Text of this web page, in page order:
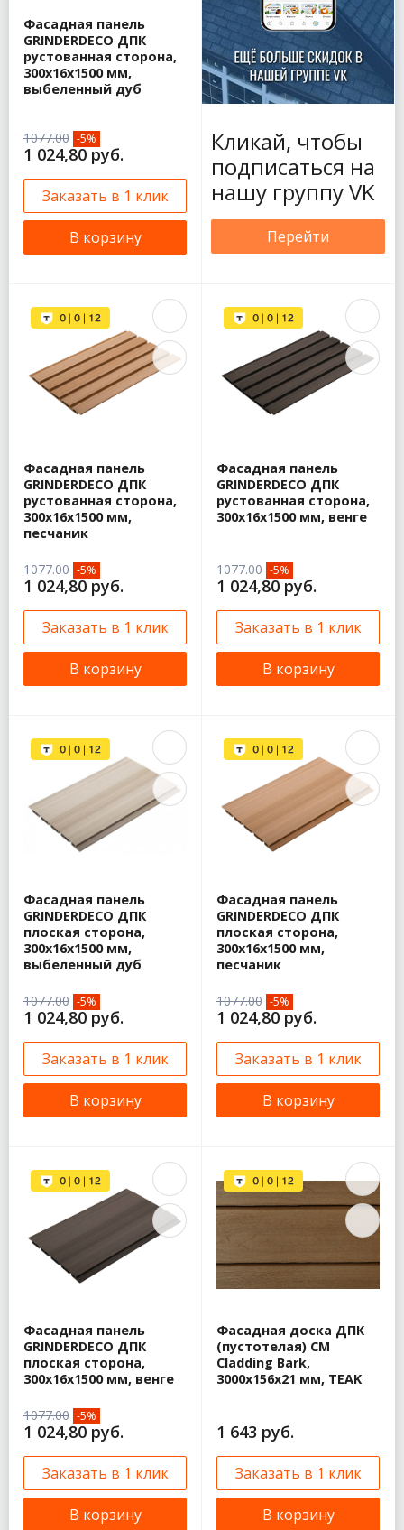
Фасадная панель
GRINDERDECO ДПК
рустованная сторона,
300х16х1500 мм,
выбеленный дуб
1077.00 -5%
1 024,80 руб.
Заказать в 1 клик
В корзину
Кликай, чтобы
подписаться на
нашу группу VK
Перейти
Фасадная панель
GRINDERDECO ДПК
рустованная сторона,
300х16х1500 мм,
песчаник
1077.00 -5%
1 024,80 руб.
Заказать в 1 клик
В корзину
Фасадная панель
GRINDERDECO ДПК
рустованная сторона,
300х16х1500 мм, венге
1077.00 -5%
1 024,80 руб.
Заказать в 1 клик
В корзину
Фасадная панель
GRINDERDECO ДПК
плоская сторона,
300х16х1500 мм,
выбеленный дуб
1077.00 -5%
1 024,80 руб.
Заказать в 1 клик
В корзину
Фасадная панель
GRINDERDECO ДПК
плоская сторона,
300х16х1500 мм,
песчаник
1077.00 -5%
1 024,80 руб.
Заказать в 1 клик
В корзину
Фасадная панель
GRINDERDECO ДПК
плоская сторона,
300х16х1500 мм, венге
1077.00 -5%
1 024,80 руб.
Заказать в 1 клик
В корзину
Фасадная доска ДПК
(пустотелая) CM
Cladding Bark,
3000х156х21 мм, TEAK
1 643 руб.
Заказать в 1 клик
В корзину